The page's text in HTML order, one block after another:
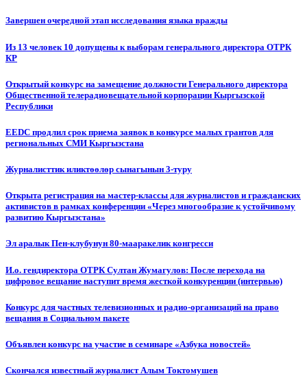
Завершен очередной этап исследования языка вражды
Из 13 человек 10 допущены к выборам генерального директора ОТРК
КР
Открытый конкурс на замещение должности Генерального директора
Общественной телерадиовещательной корпорации Кыргызской
Республики
EEDC продлил срок приема заявок в конкурсе малых грантов для
региональных СМИ Кыргызстана
Журналисттик иликтөөлөр сынагынын 3-туру
Открыта регистрация на мастер-классы для журналистов и гражданских
активистов в рамках конференции «Через многообразие к устойчивому
развитию Кыргызстана»
Эл аралык Пен-клубунун 80-мааракелик конгресси
И.о. гендиректора ОТРК Султан Жумагулов: После перехода на
цифровое вещание наступит время жесткой конкуренции (интервью)
Конкурс для частных телевизионных и радио-организаций на право
вещания в Социальном пакете
Объявлен конкурс на участие в семинаре «Азбука новостей»
Cкончался известный журналист Алым Токтомушев